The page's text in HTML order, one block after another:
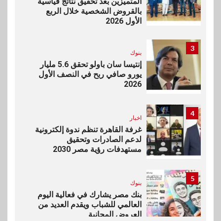
بالقروض الشخصية خلال الربع
الأول 2026
3
بنوك
إنتيسا سان باولو تحقق 5.6 مليار
يورو صافي ربح في النصف الأول
2026
4
اخبار
غرفة القاهرة تنظم ندوة إلكترونية
لدعم الصادرات وتحقيق
مستهدفات رؤية مصر 2030
5
بنوك
بنك مصر يشارك في فعالية اليوم
العالمي للشباب ويقدم العديد من
العروض المجانية